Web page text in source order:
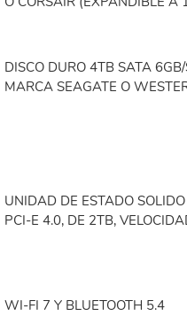
DISCO DURO 4TB SATA
MARCA SEAGATE O
UNIDAD DE ESTADO
PCI-E 4.0, DE 2TB,
WI-FI 7 Y BLUETOOTH 5.4